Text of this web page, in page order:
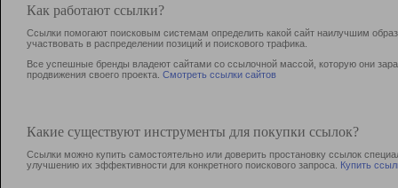
Как работают ссылки?
Ссылки помогают поисковым системам определить какой сайт наилучшим
участвовать в раcпределении позиций и поискового трафика.
Все успешные бренды владеют сайтами со ссылочной массой, которую они
продвижения своего проекта. Смотреть ссылки сайтов
Какие существуют инструменты для покупки ссылок?
Ссылки можно купить самостоятельно или доверить простановку ссылок
улучшению их эффективности для конкретного поискового запроса. Купить